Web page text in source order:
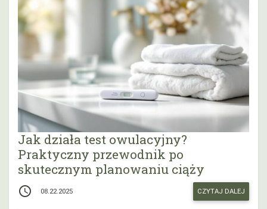
Jak działa test owulacyjny?
Praktyczny przewodnik po
skutecznym planowaniu ciąży
access_time 08.22.2025 CZYTAJ DALEJ